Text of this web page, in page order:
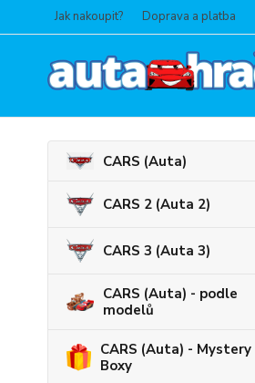
Jak nakoupit? Doprava a platba
CARS (Auta)
CARS 2 (Auta 2)
CARS 3 (Auta 3)
CARS (Auta) - podle
modelů
CARS (Auta) - Mystery
Boxy